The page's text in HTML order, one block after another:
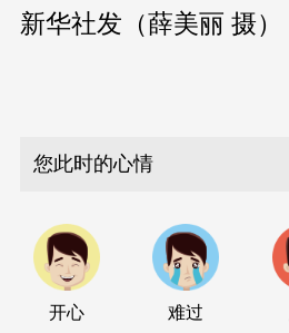
新华社发（薛美丽 摄）
您此时的心情
开心
难过